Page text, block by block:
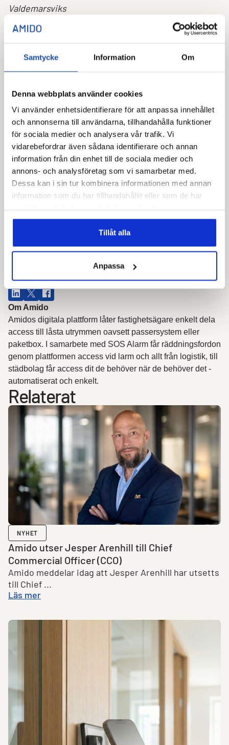
Samtycke Information Om
Denna webbplats använder cookies
Vi använder enhetsidentifierare för att anpassa innehållet
och annonserna till användarna, tillhandahålla funktioner
för sociala medier och analysera vår trafik. Vi
vidarebefordrar även sådana identifierare och annan
information från din enhet till de sociala medier och
annons- och analysföretag som vi samarbetar med.
Dessa kan i sin tur kombinera informationen med annan
information som du har tillhandahållit eller som de har
Tillåt alla
Anpassa
Valdemarsviks
Vaxholm
Västerås
Ånge
Älmhults
Ödeshögs
Östersund
Österåker
Amido
Nedladdningar
Mer information
PATRIK.SIMSON@AMIDO.SE
+46 70 283 77 65
Dela
Om Amido
Amidos digitala plattform låter fastighetsägare enkelt dela
access till låsta utrymmen oavsett passersystem eller
paketbox. I samarbete med SOS Alarm får räddningsfordon
genom plattformen access vid larm och allt från logistik, till
städbolag får access dit de behöver när de behöver det -
automatiserat och enkelt.
Relaterat
NYHET
Amido utser Jesper Arenhill till Chief
Commercial Officer (CCO)
Amido meddelar idag att Jesper Arenhill har utsetts
till Chief ...
Läs mer